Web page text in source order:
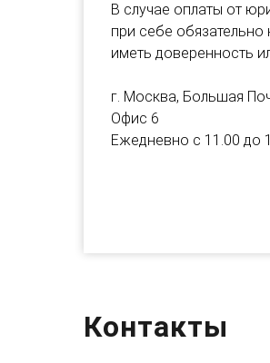
В случае оплаты от
при себе
иметь доверенность
г. Москва, Большая
Офис 6
Ежедневно с 11.00 до
Контакты